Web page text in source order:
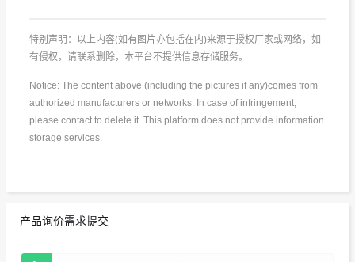
特别声明：以上内容(如有图片亦包括在内)来源于授权厂家或网络，如
有侵权，请联系删除，本平台不提供信息存储服务。
Notice: The content above (including the pictures if any)comes from
authorized manufacturers or networks. In case of infringement,
please contact to delete it. This platform does not provide information
storage services.
产品询价需求提交